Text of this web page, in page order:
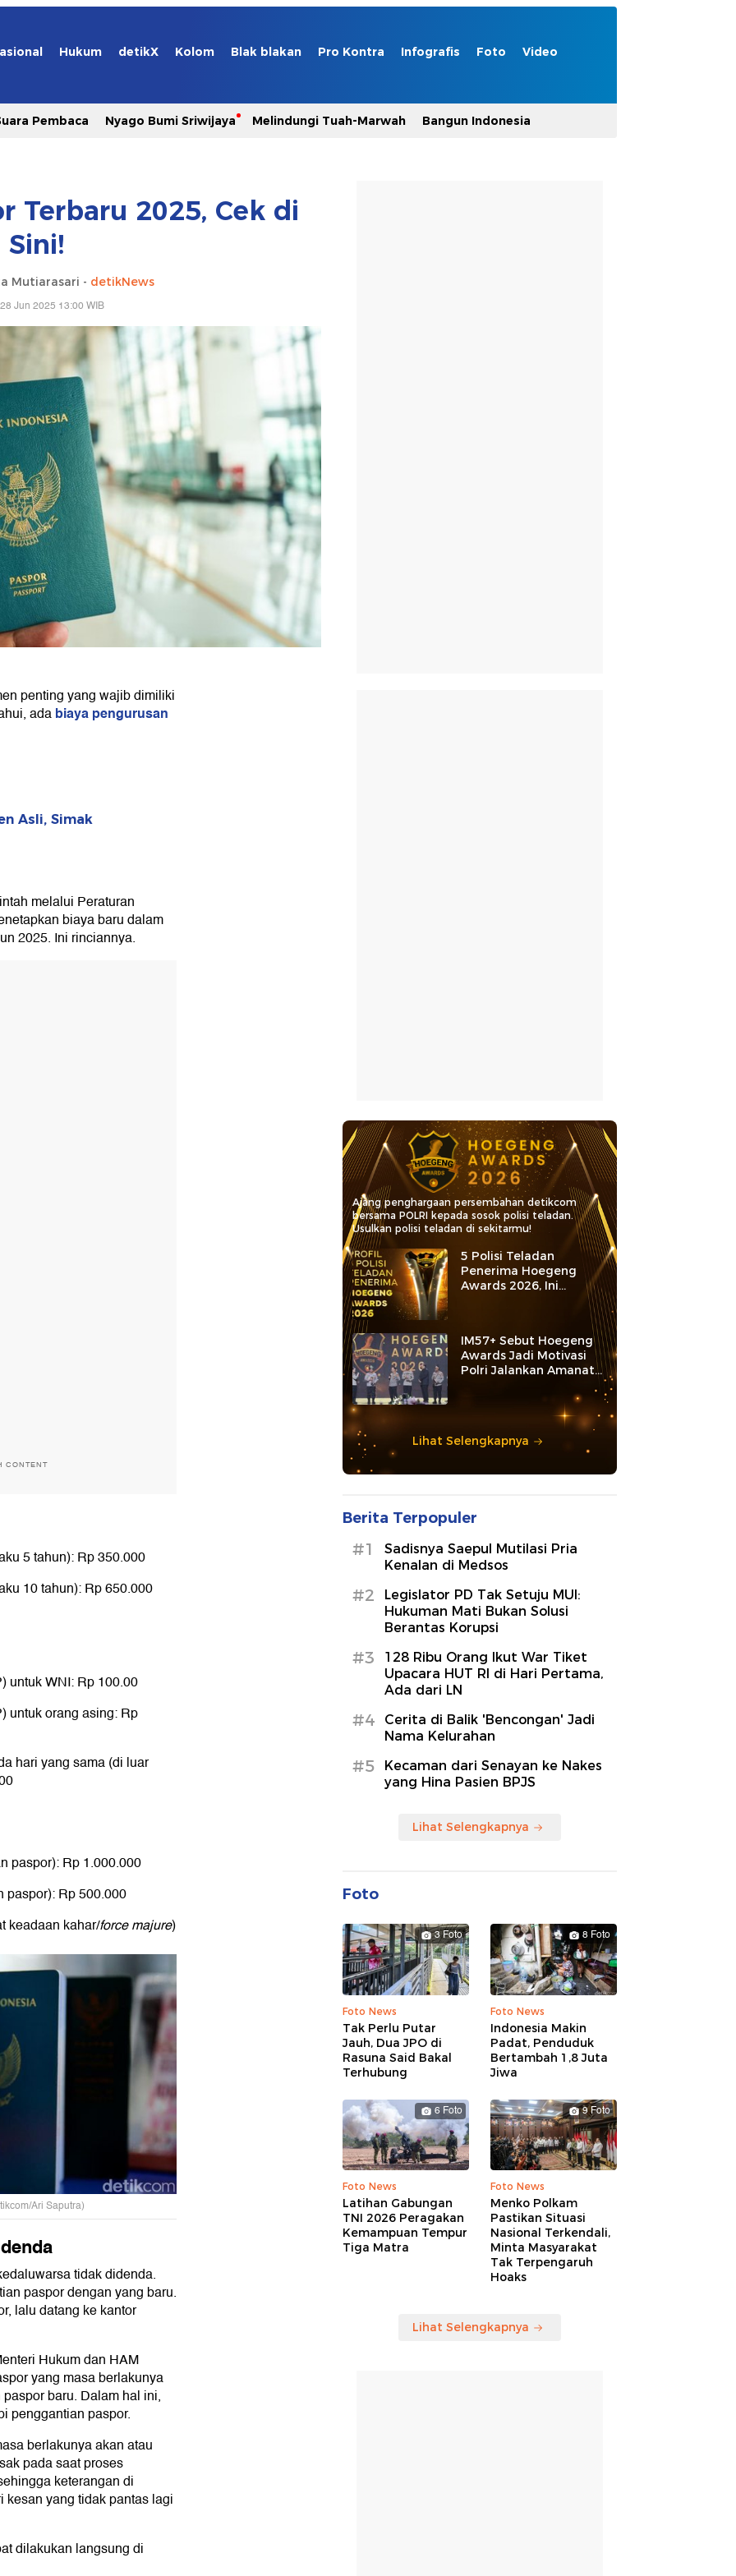
Hukum detikX Kolom Blak blakan Pro Kontra Infografis Foto Video
Pembaca Nyago Bumi Sriwijaya Melindungi Tuah-Marwah Bangun Indonesia
Terbaru 2025, Cek di
Sini!
Mutiarasari - detikNews
Jun 2025 13:00 WIB
penting yang wajib dimiliki
adabiaya pengurusan
Asli, Simak
melalui Peraturan
biaya baru dalam
2025. Ini rinciannya.
CONTENT
5 tahun): Rp 350.000
10 tahun): Rp 650.000
untuk WNI: Rp 100.00
untuk orang asing: Rp
hari yang sama (di luar
paspor): Rp 1.000.000
paspor): Rp 500.000
keadaan kahar/force majure)
Ari Saputra)
tidak didenda.
paspor dengan yang baru.
lalu datang ke kantor
Hukum dan HAM
yang masa berlakunya
baru. Dalam hal ini,
penggantian paspor.
berlakunya akan atau
pada saat proses
keterangan di
yang tidak pantas lagi
dilakukan langsung di
Ajang penghargaan persembahan detikcom
bersama POLRI kepada sosok polisi teladan.
Usulkan polisi teladan di sekitarmu!
5 Polisi Teladan
Penerima Hoegeng
Awards 2026, Ini
Kategori dan Kiprahnya
IM57+ Sebut Hoegeng
Awards Jadi Motivasi
Polri Jalankan Amanat
Lihat Selengkapnya
Berita Terpopuler
#1
Sadisnya Saepul Mutilasi Pria
Kenalan di Medsos
#2
Legislator PD Tak Setuju MUI:
Hukuman Mati Bukan Solusi
Berantas Korupsi
#3
128 Ribu Orang Ikut War Tiket
Upacara HUT RI di Hari Pertama,
Ada dari LN
#4
Cerita di Balik 'Bencongan' Jadi
Nama Kelurahan
#5
Kecaman dari Senayan ke Nakes
yang Hina Pasien BPJS
Lihat Selengkapnya
Foto
3 Foto
Foto News
Tak Perlu Putar
Jauh, Dua JPO di
Rasuna Said Bakal
Terhubung
8 Foto
Foto News
Indonesia Makin
Padat, Penduduk
Bertambah 1,8 Juta
Jiwa
6 Foto
Foto News
Latihan Gabungan
TNI 2026 Peragakan
Kemampuan Tempur
Tiga Matra
9 Foto
Foto News
Menko Polkam
Pastikan Situasi
Nasional Terkendali,
Minta Masyarakat
Tak Terpengaruh
Hoaks
Lihat Selengkapnya